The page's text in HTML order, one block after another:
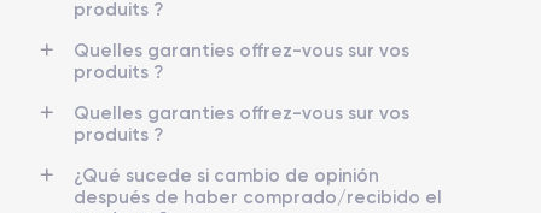
produits ?
Quelles garanties offrez-vous sur vos
produits ?
Quelles garanties offrez-vous sur vos
produits ?
¿Qué sucede si cambio de opinión
después de haber comprado/recibido el